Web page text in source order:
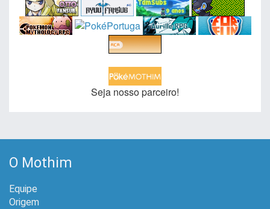
Seja nosso parceiro!
O Mothim
Equipe
Origem